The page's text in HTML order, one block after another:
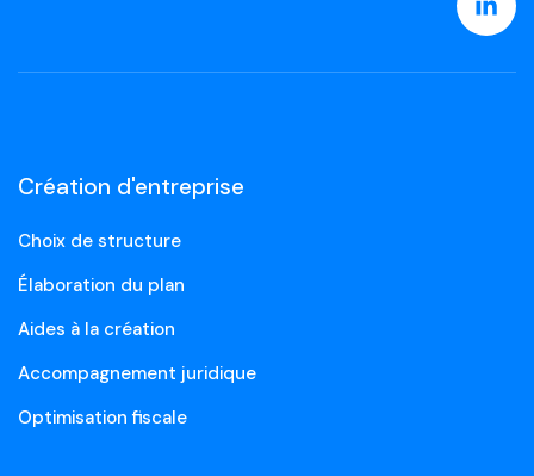
Création d'entreprise
Choix de structure
Élaboration du plan
Aides à la création
Accompagnement juridique
Optimisation fiscale